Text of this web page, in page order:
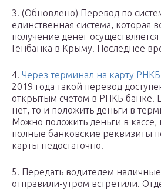
3. (Обновлено) Перевод по
единственная система, которая
получение денег
Генбанка в Крыму. Последнее
4. Через терминал на карту РНКБ
2019 года такой перевод
открытым счетом в РНКБ банке.
нет, то и положить деньги в
Можно положить деньги в кассе,
полные банковские реквизиты
карты недостаточно.
5. Передать водителем
отправили-утром встретили.